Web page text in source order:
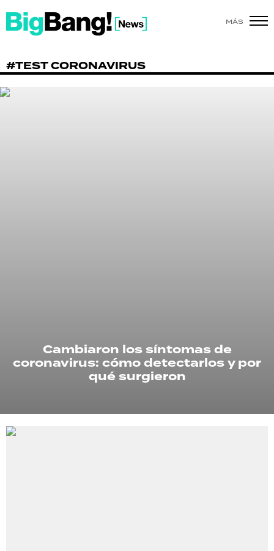
MÁS
#TEST CORONAVIRUS
Cambiaron los síntomas de
coronavirus: cómo detectarlos y por
qué surgieron
SHOW
POLÍTICA
RECETAS
PALABRAS